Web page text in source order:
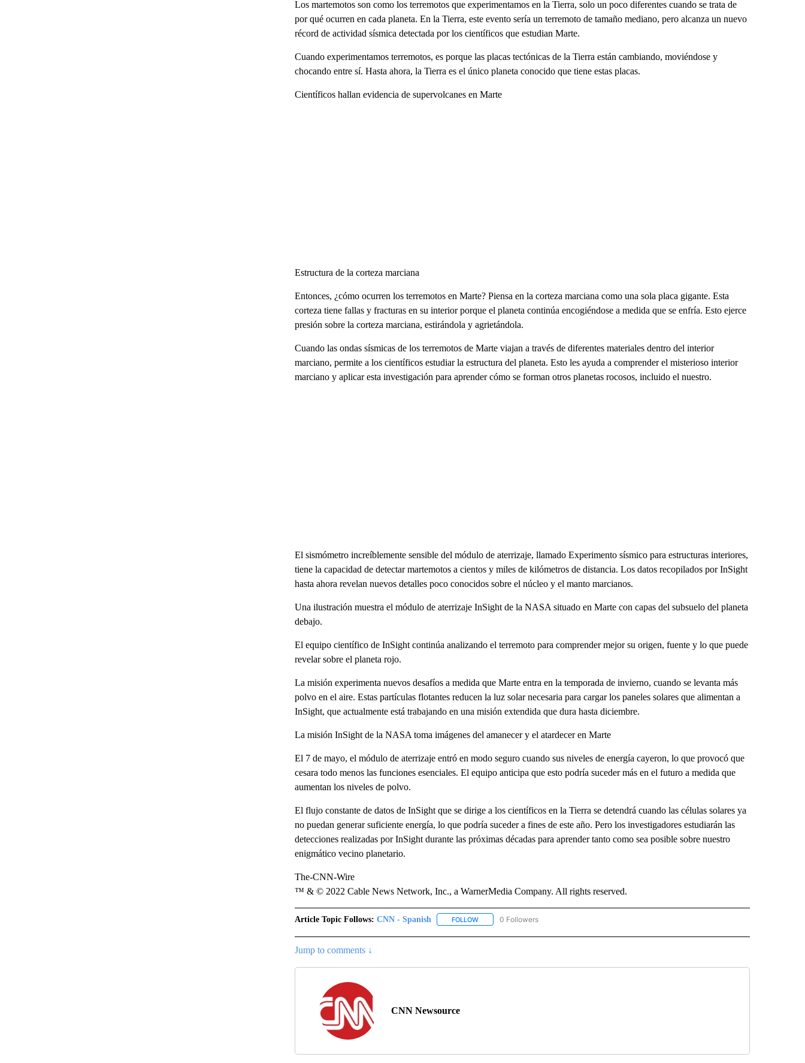
Los martemotos son como los terremotos que experimentamos en la Tierra, solo un poco diferentes cuando se trata de
por qué ocurren en cada planeta. En la Tierra, este evento sería un terremoto de tamaño mediano, pero alcanza un nuevo
récord de actividad sísmica detectada por los científicos que estudian Marte.
Cuando experimentamos terremotos, es porque las placas tectónicas de la Tierra están cambiando, moviéndose y
chocando entre sí. Hasta ahora, la Tierra es el único planeta conocido que tiene estas placas.
Científicos hallan evidencia de supervolcanes en Marte
Estructura de la corteza marciana
Entonces, ¿cómo ocurren los terremotos en Marte? Piensa en la corteza marciana como una sola placa gigante. Esta
corteza tiene fallas y fracturas en su interior porque el planeta continúa encogiéndose a medida que se enfría. Esto ejerce
presión sobre la corteza marciana, estirándola y agrietándola.
Cuando las ondas sísmicas de los terremotos de Marte viajan a través de diferentes materiales dentro del interior
marciano, permite a los científicos estudiar la estructura del planeta. Esto les ayuda a comprender el misterioso interior
marciano y aplicar esta investigación para aprender cómo se forman otros planetas rocosos, incluido el nuestro.
El sismómetro increíblemente sensible del módulo de aterrizaje, llamado Experimento sísmico para estructuras interiores,
tiene la capacidad de detectar martemotos a cientos y miles de kilómetros de distancia. Los datos recopilados por InSight
hasta ahora revelan nuevos detalles poco conocidos sobre el núcleo y el manto marcianos.
Una ilustración muestra el módulo de aterrizaje InSight de la NASA situado en Marte con capas del subsuelo del planeta
debajo.
El equipo científico de InSight continúa analizando el terremoto para comprender mejor su origen, fuente y lo que puede
revelar sobre el planeta rojo.
La misión experimenta nuevos desafíos a medida que Marte entra en la temporada de invierno, cuando se levanta más
polvo en el aire. Estas partículas flotantes reducen la luz solar necesaria para cargar los paneles solares que alimentan a
InSight, que actualmente está trabajando en una misión extendida que dura hasta diciembre.
La misión InSight de la NASA toma imágenes del amanecer y el atardecer en Marte
El 7 de mayo, el módulo de aterrizaje entró en modo seguro cuando sus niveles de energía cayeron, lo que provocó que
cesara todo menos las funciones esenciales. El equipo anticipa que esto podría suceder más en el futuro a medida que
aumentan los niveles de polvo.
El flujo constante de datos de InSight que se dirige a los científicos en la Tierra se detendrá cuando las células solares ya
no puedan generar suficiente energía, lo que podría suceder a fines de este año. Pero los investigadores estudiarán las
detecciones realizadas por InSight durante las próximas décadas para aprender tanto como sea posible sobre nuestro
enigmático vecino planetario.
The-CNN-Wire
™ & © 2022 Cable News Network, Inc., a WarnerMedia Company. All rights reserved.
Article Topic Follows: CNN - Spanish FOLLOWFOLLOW "CNN - SPANISH" TO RECEIVE NOTIFICATIONS ABOUT NEW PAGES ON "CNN - SPANISH".
0 Followers
Jump to comments ↓
CNN Newsource